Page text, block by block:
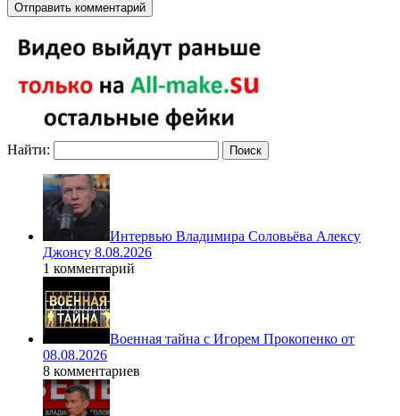
Найти:
Интервью Владимира Соловьёва Алексу
Джонсу 8.08.2026
1 комментарий
Военная тайна с Игорем Прокопенко от
08.08.2026
8 комментариев